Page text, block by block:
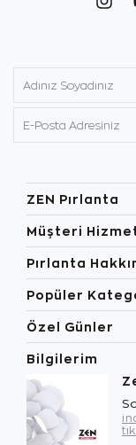
ZEN Pırlanta
Müşteri
Pırlanta
Popüler
Özel Günler
Bilgilerim